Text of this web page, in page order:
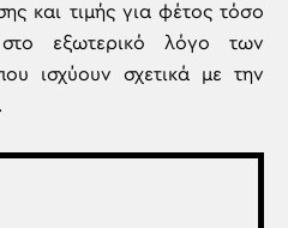
και τιμής για φέτος τόσο
εξωτερικό λόγο των
ισχύουν σχετικά με την